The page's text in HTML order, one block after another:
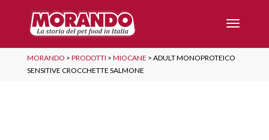
MORANDO > PRODOTTI > MIOCANE > ADULT MONOPROTEICO
SENSITIVE CROCCHETTE SALMONE